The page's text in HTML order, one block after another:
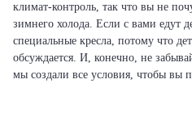
климат-контроль, так что вы не
зимнего холода. Если с вами едут
специальные кресла, потому что
обсуждается. И, конечно, не
мы создали все условия, чтобы вы